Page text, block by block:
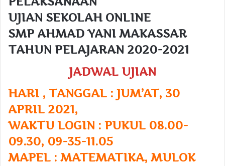
UJIAN SEKOLAH ONLINE
SMP AHMAD YANI MAKASSAR
TAHUN PELAJARAN 2020-2021
JADWAL UJIAN
HARI , TANGGAL : JUM’AT, 30
APRIL 2021,
WAKTU LOGIN : PUKUL 08.00-
09.30, 09-35-11.05
MAPEL : MATEMATIKA, MULOK